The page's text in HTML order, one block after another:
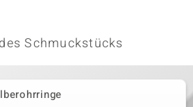
Schmuckstücks